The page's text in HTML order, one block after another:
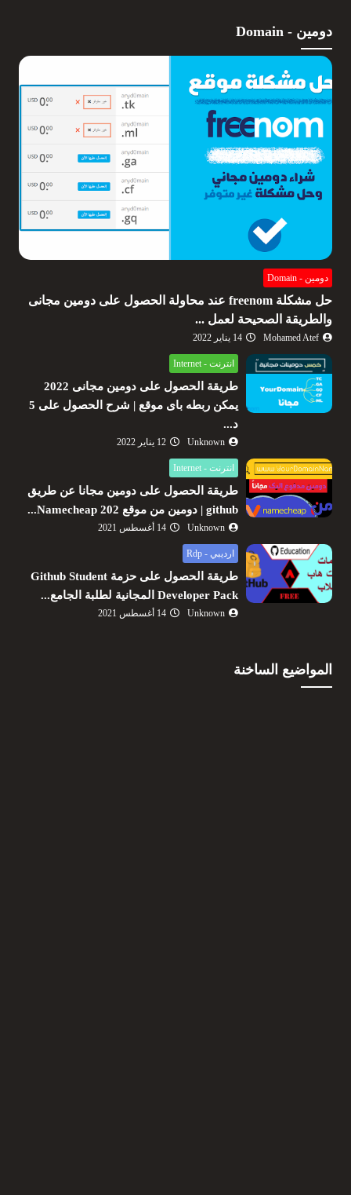
دومين - Domain
دومين - Domain
حل مشكلة freenom عند محاولة الحصول على دومين مجانى
والطريقة الصحيحة لعمل ...
Mohamed Atef 14 يناير 2022
انترنت - Internet
طريقة الحصول على دومين مجانى 2022
يمكن ربطه باى موقع | شرح الحصول على 5
د...
Unknown 12 يناير 2022
انترنت - Internet
طريقة الحصول على دومين مجانا عن طريق
github | دومين من موقع Namecheap 202...
Unknown 14 أغسطس 2021
ارديبي - Rdp
طريقة الحصول على حزمة Github Student
Developer Pack المجانية لطلبة الجامع...
Unknown 14 أغسطس 2021
المواضيع الساخنة